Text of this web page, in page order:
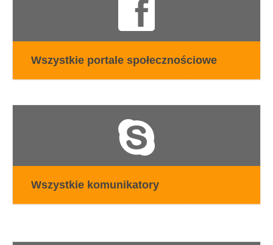
Wszystkie portale społecznościowe
Wszystkie komunikatory